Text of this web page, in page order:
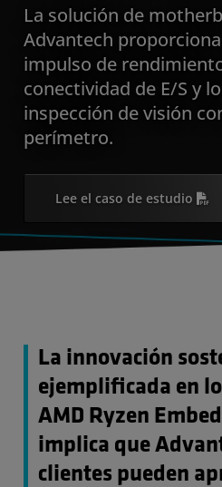
La solución de
Advantech
impulso de
conectividad de E/S y
inspección de visión
perímetro.
Lee el caso de estudio
La innovación
ejemplificada en
AMD Ryzen
implica que
clientes pueden